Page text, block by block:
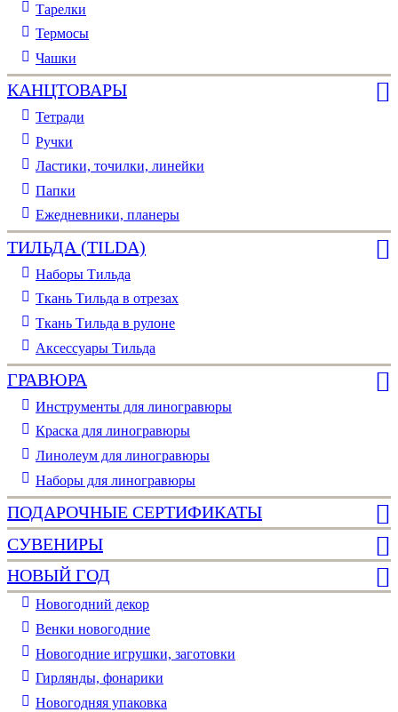
Тарелки
Термосы
Чашки
КАНЦТОВАРЫ
Тетради
Ручки
Ластики, точилки, линейки
Папки
Ежедневники, планеры
ТИЛЬДА (TILDA)
Наборы Тильда
Ткань Тильда в отрезах
Ткань Тильда в рулоне
Аксессуары Тильда
ГРАВЮРА
Инструменты для линогравюры
Краска для линогравюры
Линолеум для линогравюры
Наборы для линогравюры
ПОДАРОЧНЫЕ СЕРТИФИКАТЫ
СУВЕНИРЫ
НОВЫЙ ГОД
Новогодний декор
Венки новогодние
Новогодние игрушки, заготовки
Гирлянды, фонарики
Новогодняя упаковка